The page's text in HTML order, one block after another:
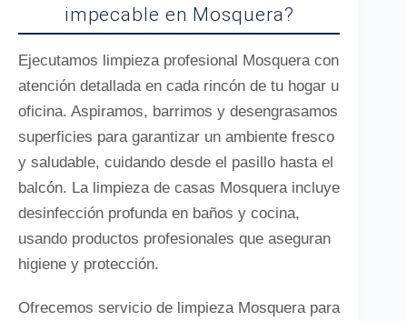
impecable en Mosquera?
Ejecutamos limpieza profesional Mosquera con
atención detallada en cada rincón de tu hogar u
oficina. Aspiramos, barrimos y desengrasamos
superficies para garantizar un ambiente fresco
y saludable, cuidando desde el pasillo hasta el
balcón. La limpieza de casas Mosquera incluye
desinfección profunda en baños y cocina,
usando productos profesionales que aseguran
higiene y protección.
Ofrecemos servicio de limpieza Mosquera para